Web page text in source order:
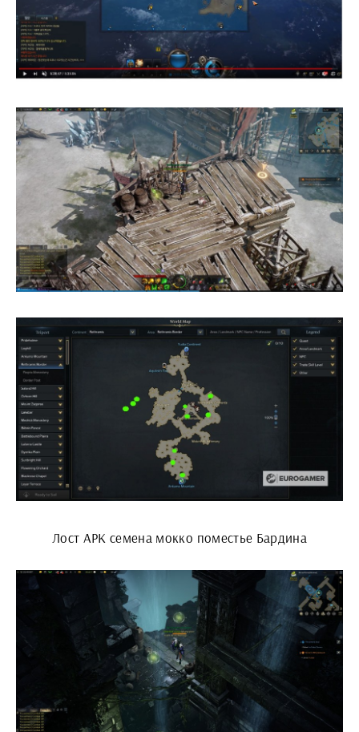
Лост АРК семена мокко поместье Бардина